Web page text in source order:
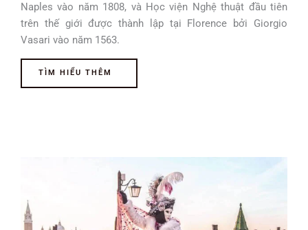
Naples vào năm 1808, và Học viện Nghệ thuật đầu tiên
trên thế giới được thành lập tại Florence bởi Giorgio
Vasari vào năm 1563.
TÌM HIỂU THÊM